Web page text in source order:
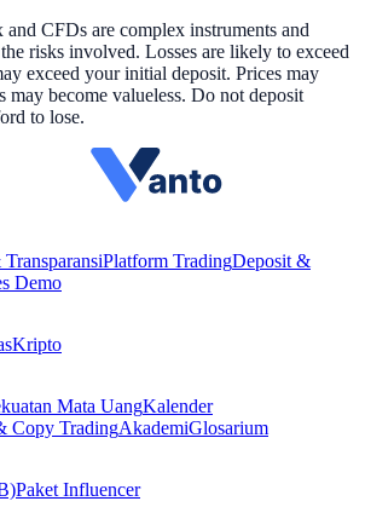
and CFDs are complex instruments and
risks involved. Losses are likely to exceed
exceed your initial deposit. Prices may
may become valueless. Do not deposit
to lose.
Platform TradingDeposit &
Demo
Kripto
Mata UangKalender
Copy TradingAkademiGlosarium
Paket Influencer